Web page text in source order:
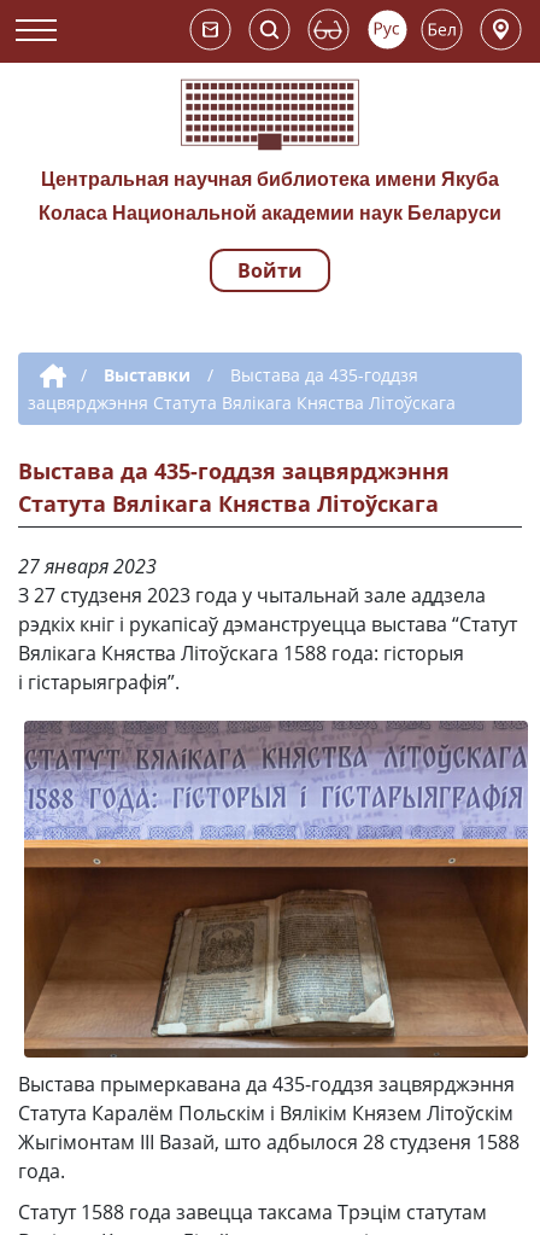
Центральная научная библиотека имени Якуба
Коласа Национальной академии наук Беларуси
Навигация по
Войти
Дополнительная навигация
/ Выставки /
Выстава да 435-годдзя
зацвярджэння Статута Вялікага Княства Літоўскага
Выстава да 435-годдзя зацвярджэння
Статута Вялікага Княства Літоўскага
27 января 2023
З 27 студзеня 2023 года у чытальнай зале аддзела
рэдкіх кніг і рукапісаў дэманструецца выстава “Статут
Вялікага Княства Літоўскага 1588 года: гісторыя
і гістарыяграфія”.
Выстава прымеркавана да 435-годдзя зацвярджэння
Статута Каралём Польскім і Вялікім Князем Літоўскім
Жыгімонтам ІІІ Вазай, што адбылося 28 студзеня 1588
года.
Статут 1588 года завецца таксама Трэцім статутам